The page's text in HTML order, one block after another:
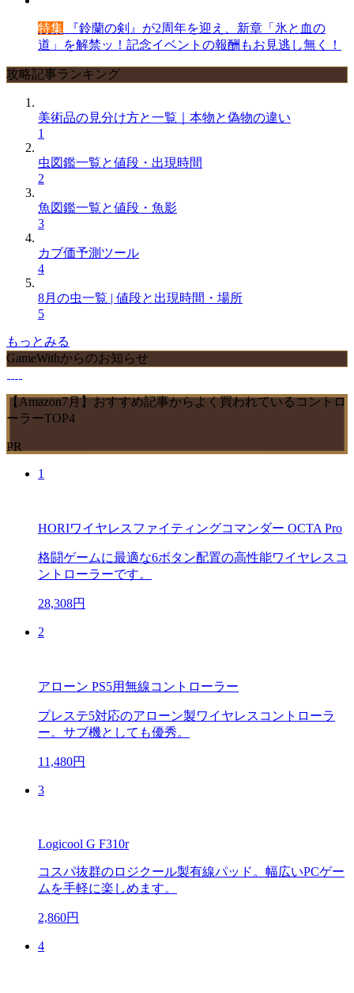
特集 『鈴蘭の剣』が2周年を迎え、新章「氷と血の
道」を解禁ッ！記念イベントの報酬もお見逃し無く！
攻略記事ランキング
美術品の見分け方と一覧｜本物と偽物の違い
1
虫図鑑一覧と値段・出現時間
2
魚図鑑一覧と値段・魚影
3
カブ価予測ツール
4
8月の虫一覧 | 値段と出現時間・場所
5
もっとみる
GameWithからのお知らせ
【Amazon7月】おすすめ記事からよく買われているコントロ
ーラーTOP4
PR
1
HORIワイヤレスファイティングコマンダー OCTA Pro
格闘ゲームに最適な6ボタン配置の高性能ワイヤレスコ
ントローラーです。
28,308円
2
アローン PS5用無線コントローラー
プレステ5対応のアローン製ワイヤレスコントローラ
ー。サブ機としても優秀。
11,480円
3
Logicool G F310r
コスパ抜群のロジクール製有線パッド。幅広いPCゲー
ムを手軽に楽しめます。
2,860円
4